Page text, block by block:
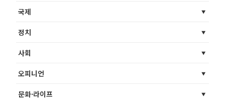
국제
정치
사회
오피니언
문화·라이프